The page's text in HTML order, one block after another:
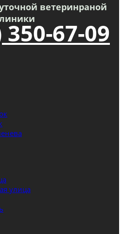
ветеринраной
350-67-09
улица